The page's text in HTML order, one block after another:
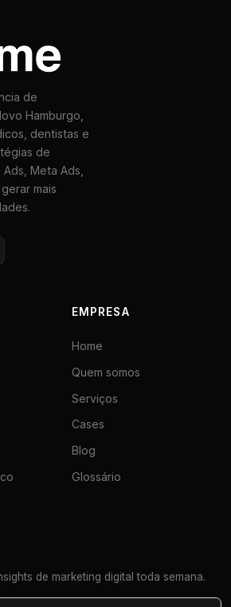
de
Hamburgo,
dentistas e
de
Meta Ads,
mais
EMPRESA
Home
Quem somos
Serviços
Cases
Blog
Glossário
de marketing digital toda semana.